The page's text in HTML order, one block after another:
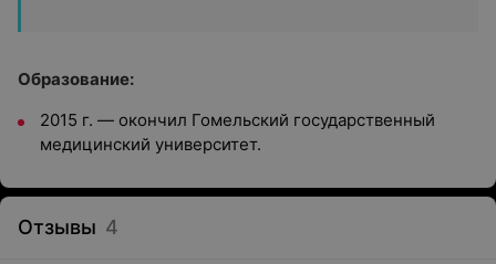
Образование:
2015 г. — окончил Гомельский государственный
медицинский университет.
Отзывы 4